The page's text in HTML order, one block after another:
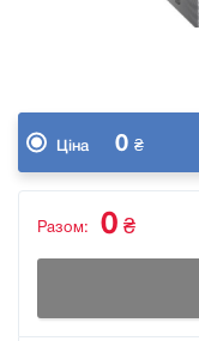
Ціна 0 ₴
Разом: 0 ₴